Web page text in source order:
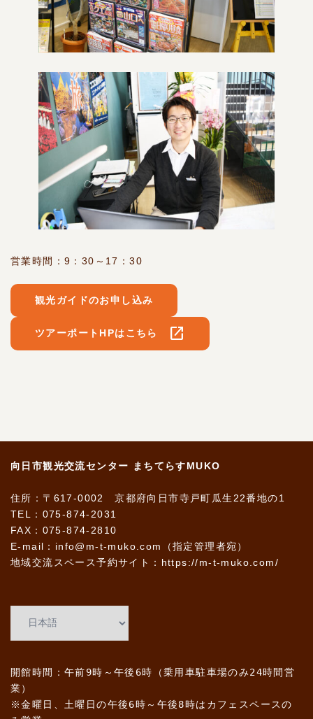
営業時間：9：30～17：30
観光ガイドのお申し込み
ツアーポートHPはこちら open_in_new
向日市観光交流センター まちてらすMUKO
住所：〒617-0002 京都府向日市寺戸町瓜生22番地の1
TEL：075-874-2031
FAX：075-874-2810
E-mail：info@m-t-muko.com（指定管理者宛）
地域交流スペース予約サイト： https://m-t-muko.com/
開館時間：午前9時～午後6時（乗用車駐車場のみ24時間営
業）
※金曜日、土曜日の午後6時～午後8時はカフェスペースの